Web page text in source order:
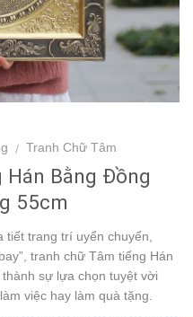
/ Tranh Chữ Tâm
Hán Bằng Đồng
55cm
trang trí uyển chuyển,
tranh chữ Tâm tiếng Hán
sự lựa chọn tuyệt vời
việc hay làm quà tặng.